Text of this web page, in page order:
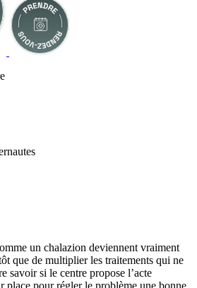
un chalazion deviennent vraiment
que de multiplier les traitements qui ne
savoir si le centre propose l’acte
place pour régler le problème une bonne